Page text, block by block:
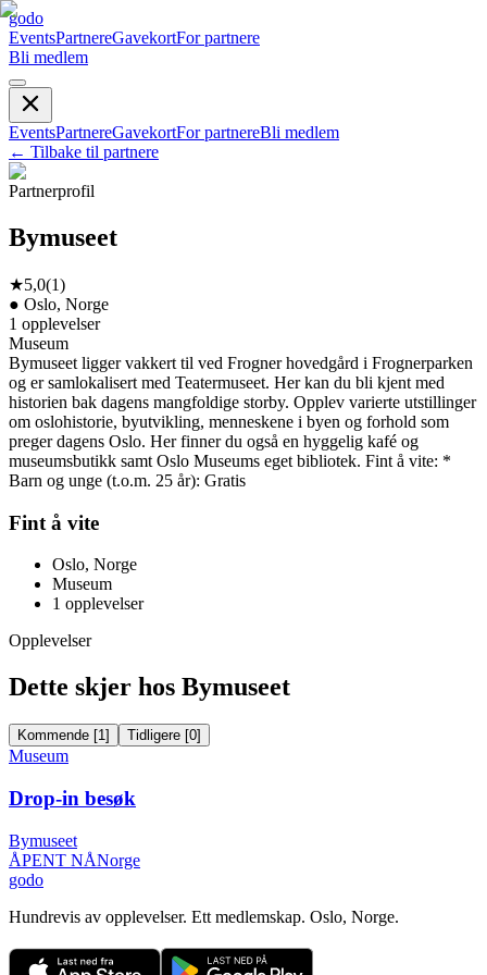
godo
EventsPartnereGavekortFor partnere
Bli medlem
EventsPartnereGavekortFor partnereBli medlem
← Tilbake til partnere
Partnerprofil
Bymuseet
★5,0(1)
● Oslo, Norge
1 opplevelser
Museum
Bymuseet ligger vakkert til ved Frogner hovedgård i Frognerparken
og er samlokalisert med Teatermuseet. Her kan du bli kjent med
historien bak dagens mangfoldige storby. Opplev varierte utstillinger
om oslohistorie, byutvikling, menneskene i byen og forhold som
preger dagens Oslo. Her finner du også en hyggelig kafé og
museumsbutikk samt Oslo Museums eget bibliotek. Fint å vite: *
Barn og unge (t.o.m. 25 år): Gratis
Fint å vite
Oslo, Norge
Museum
1 opplevelser
Opplevelser
Dette skjer hos Bymuseet
Kommende [1] Tidligere [0]
Museum
Drop-in besøk
Bymuseet
ÅPENT NÅNorge
godo
Hundrevis av opplevelser. Ett medlemskap. Oslo, Norge.